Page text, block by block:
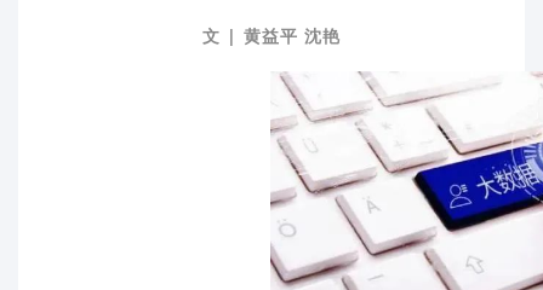
文 | 黄益平 沈艳